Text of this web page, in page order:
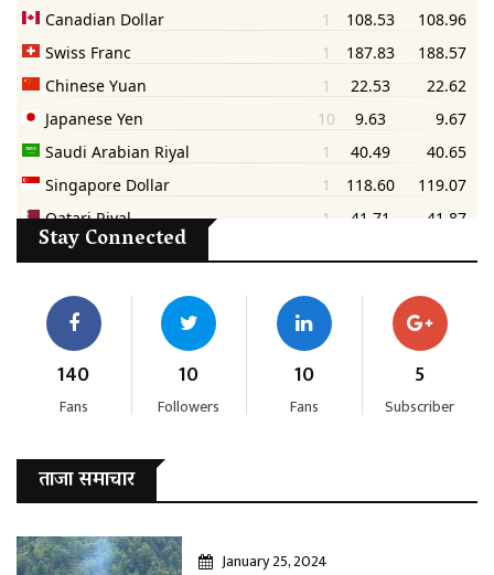
Stay Connected
140
Fans
10
Followers
10
Fans
5
Subscriber
ताजा समाचार
January 25, 2024